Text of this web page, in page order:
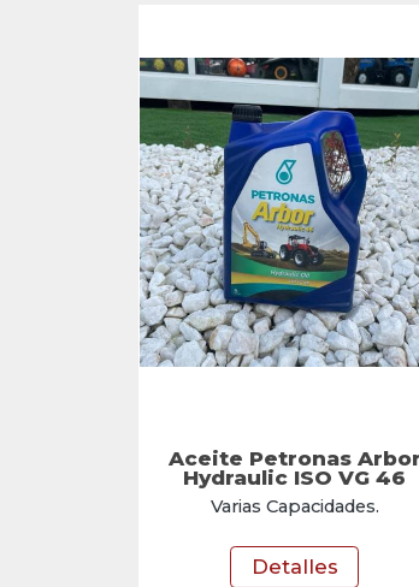
Aceite Petronas Arbor
Hydraulic ISO VG 46
Varias Capacidades.
Detalles